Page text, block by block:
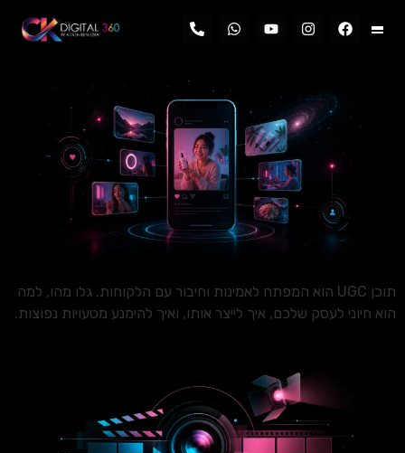
תוכן UGC הוא המפתח לאמינות וחיבור עם הלקוחות. גלו מהו, למה
הוא חיוני לעסק שלכם, איך לייצר אותו, ואיך להימנע מטעויות נפוצות.